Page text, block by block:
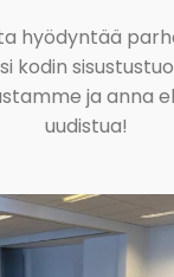
hyödyntää
kodin
ja anna
uudistua!